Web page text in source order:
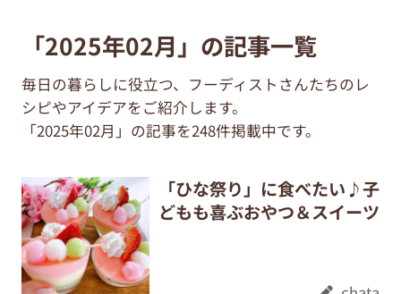
「2025年02月」の記事一覧
毎日の暮らしに役立つ、フーディストさんたちのレ
シピやアイデアをご紹介します。
「2025年02月」の記事を248件掲載中です。
「ひな祭り」に食べたい♪子
どもも喜ぶおやつ＆スイーツ